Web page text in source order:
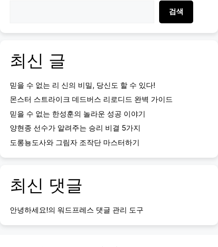
검색
최신 글
믿을 수 없는 리 신의 비밀, 당신도 할 수 있다!
몬스터 스트라이크 데드버스 리로디드 완벽 가이드
믿을 수 없는 한성훈의 놀라운 성공 이야기
양현종 선수가 알려주는 승리 비결 5가지
도롱뇽도사와 그림자 조작단 마스터하기
최신 댓글
안녕하세요!의 워드프레스 댓글 관리 도구